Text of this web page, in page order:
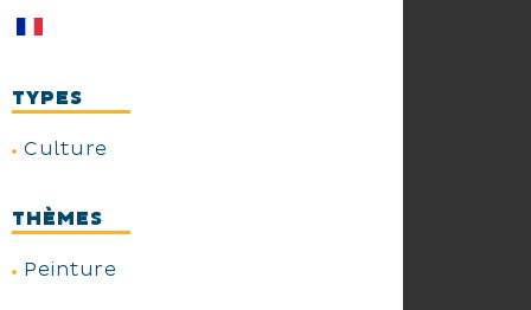
TYPES
Culture
THÈMES
Peinture